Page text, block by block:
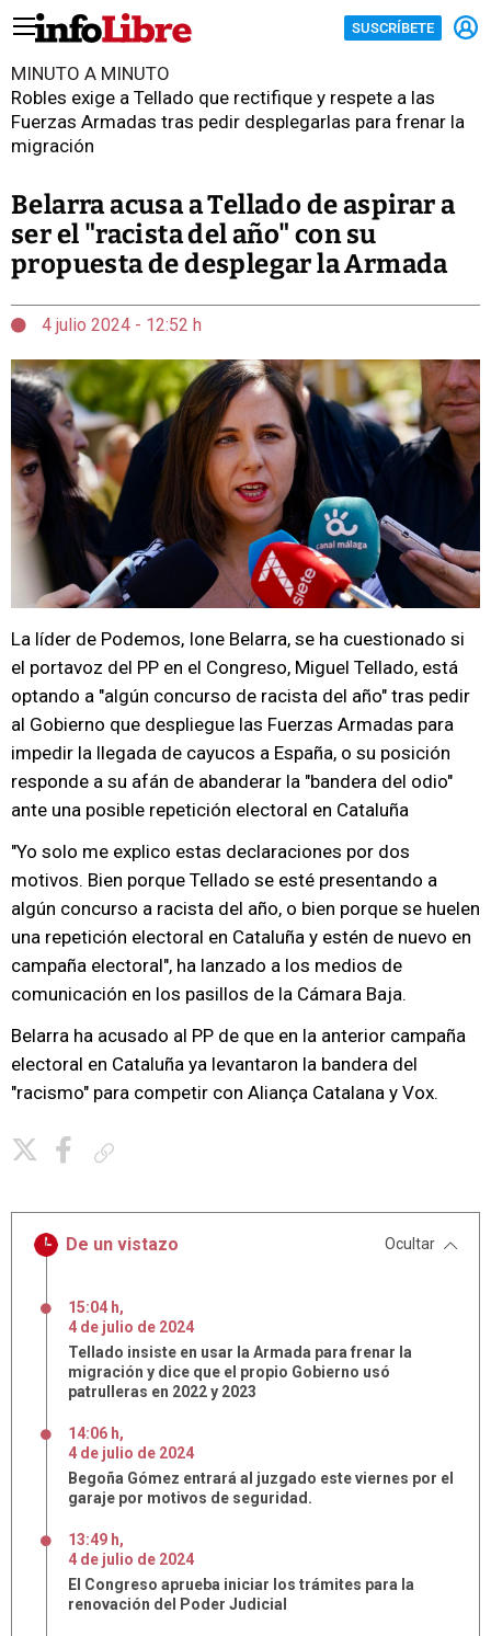
SUSCRÍBETE
MINUTO A MINUTO
Robles exige a Tellado que rectifique y respete a las
Fuerzas Armadas tras pedir desplegarlas para frenar la
migración
Belarra acusa a Tellado de aspirar a
ser el "racista del año" con su
propuesta de desplegar la Armada
4 julio 2024 - 12:52 h
La líder de Podemos, Ione Belarra, se ha cuestionado si
el portavoz del PP en el Congreso, Miguel Tellado, está
optando a "algún concurso de racista del año" tras pedir
al Gobierno que despliegue las Fuerzas Armadas para
impedir la llegada de cayucos a España, o su posición
responde a su afán de abanderar la "bandera del odio"
ante una posible repetición electoral en Cataluña
"Yo solo me explico estas declaraciones por dos
motivos. Bien porque Tellado se esté presentando a
algún concurso a racista del año, o bien porque se huelen
una repetición electoral en Cataluña y estén de nuevo en
campaña electoral", ha lanzado a los medios de
comunicación en los pasillos de la Cámara Baja.
Belarra ha acusado al PP de que en la anterior campaña
electoral en Cataluña ya levantaron la bandera del
"racismo" para competir con Aliança Catalana y Vox.
De un vistazo Ocultar
15:04 h,
4 de julio de 2024
Tellado insiste en usar la Armada para frenar la
migración y dice que el propio Gobierno usó
patrulleras en 2022 y 2023
14:06 h,
4 de julio de 2024
Begoña Gómez entrará al juzgado este viernes por el
garaje por motivos de seguridad.
13:49 h,
4 de julio de 2024
El Congreso aprueba iniciar los trámites para la
renovación del Poder Judicial